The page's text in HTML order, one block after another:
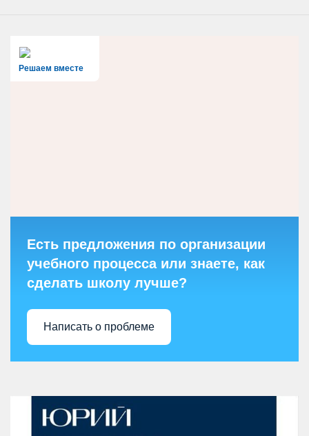
Решаем вместе
Есть предложения по организации
учебного процесса или знаете, как
сделать школу лучше?
Написать о проблеме